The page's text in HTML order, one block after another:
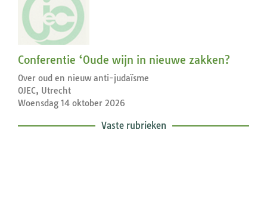
Conferentie ‘Oude wijn in nieuwe zakken?
Over oud en nieuw anti-judaïsme
OJEC, Utrecht
Woensdag 14 oktober 2026
Vaste rubrieken